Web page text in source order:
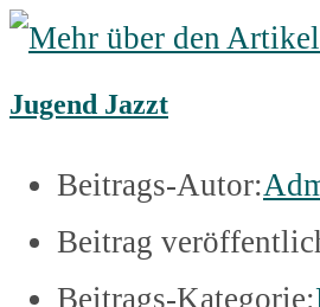
Jugend Jazzt
Beitrags-Autor:
Beitrag
Beitrags-Kategorie: